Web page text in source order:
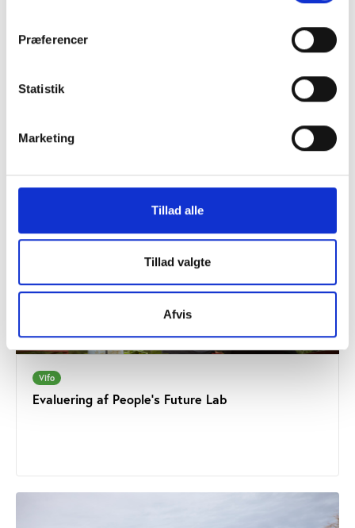
Præferencer
Statistik
Marketing
Tillad alle
Tillad valgte
Afvis
Local study assocations and study circles in a
Nordic perspective
Vifo
Evaluering af People's Future Lab